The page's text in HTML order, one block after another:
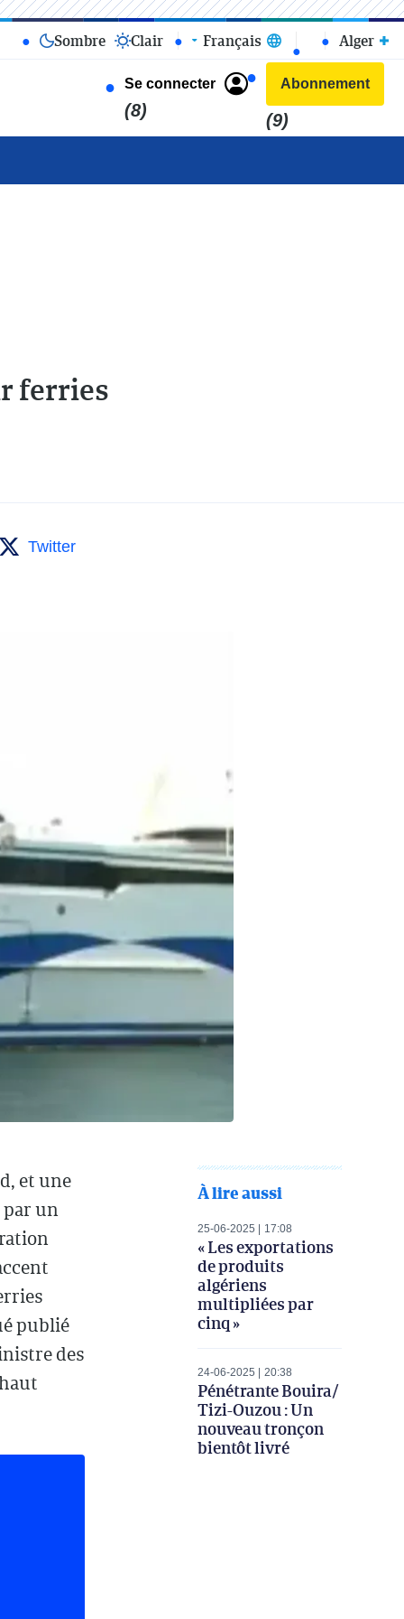
Se connecter
(8)
Abonnement
(9)
Sombre Clair Français Alger
ferries
Twitter
et une
par un
publié
des
À lire aussi
25-06-2025 17:08
« Les exportations
de produits
algériens
multipliées par
cinq »
24-06-2025 20:38
Pénétrante Bouira/
Tizi-Ouzou : Un
nouveau tronçon
bientôt livré